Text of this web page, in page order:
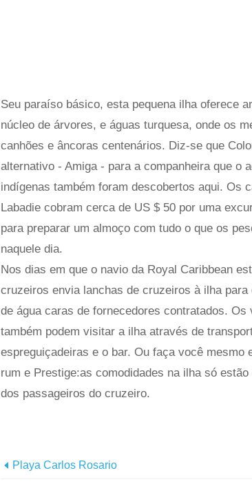
Seu paraíso básico, esta pequena ilha oferece
núcleo de árvores, e águas turquesa, onde os
canhões e âncoras centenários. Diz-se que
alternativo - Amiga - para a companheira que o
indígenas também foram descobertos aqui. Os
Labadie cobram cerca de US $ 50 por uma
para preparar um almoço com tudo o que os
naquele dia.
Nos dias em que o navio da Royal Caribbean
cruzeiros envia lanchas de cruzeiros à ilha
de água caras de fornecedores contratados. Os
também podem visitar a ilha através de
espreguiçadeiras e o bar. Ou faça você mesmo
rum e Prestige:as comodidades na ilha só
dos passageiros do cruzeiro.
Playa Carlos Rosario